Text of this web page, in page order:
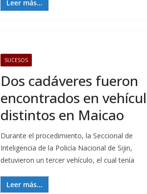
Leer más...
SUCESOS
Dos cadáveres fueron
encontrados en
distintos en Maicao
Durante el procedimiento, la Seccional de
Inteligencia de la Policía Nacional de Sijin,
detuvieron un tercer vehículo, el cual tenía
Leer más...